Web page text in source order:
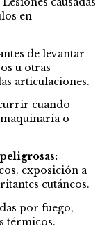
en
de levantar
u otras
articulaciones.
cuando
o
exposición a
cutáneos.
por fuego,
térmicos.